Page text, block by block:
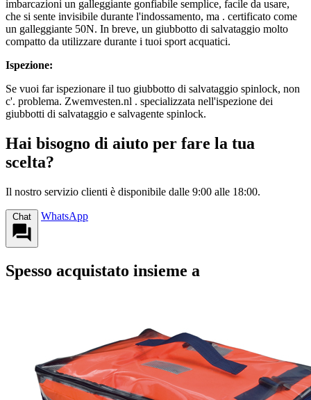
imbarcazioni un galleggiante gonfiabile semplice, facile da usare,
che si sente invisibile durante l'indossamento, ma . certificato come
un galleggiante 50N. In breve, un giubbotto di salvataggio molto
compatto da utilizzare durante i tuoi sport acquatici.
Ispezione:
Se vuoi far ispezionare il tuo giubbotto di salvataggio spinlock, non
c'. problema. Zwemvesten.nl . specializzata nell'ispezione dei
giubbotti di salvataggio e salvagente spinlock.
Hai bisogno di aiuto per fare la tua
scelta?
Il nostro servizio clienti è disponibile dalle 9:00 alle 18:00.
Chat WhatsApp
Spesso acquistato insieme a